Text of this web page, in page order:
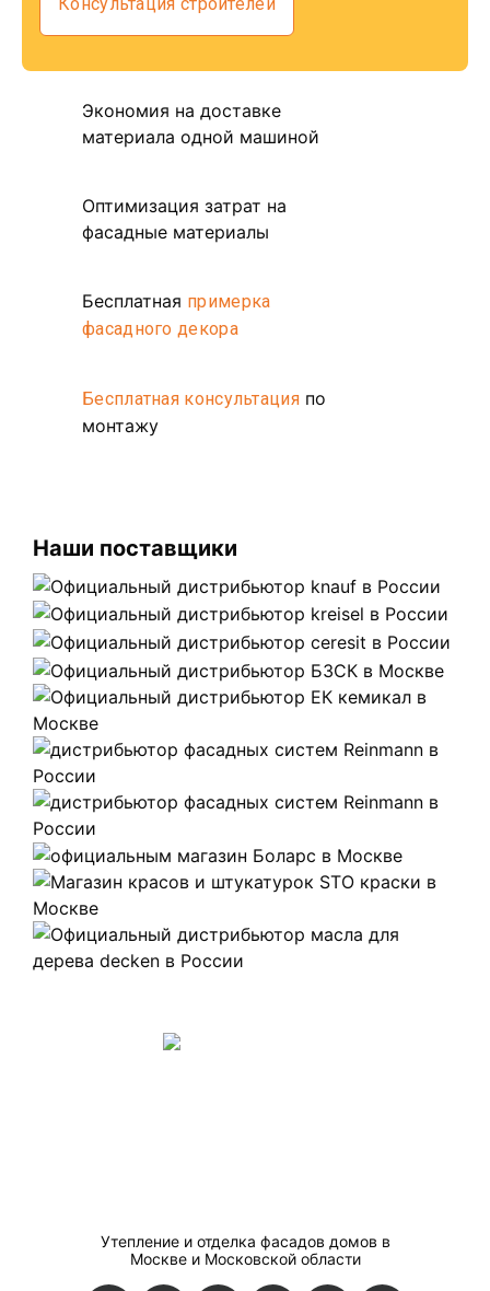
Экономия на доставке
материала одной машиной
Оптимизация затрат на
фасадные материалы
Бесплатная примерка
фасадного декора
Бесплатная консультацияпо
монтажу
Наши поставщики
Утепление и отделка фасадов домов в
Москве и Московской области